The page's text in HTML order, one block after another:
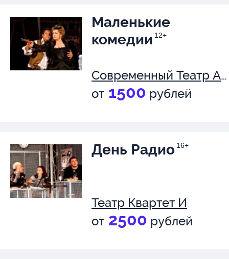
Маленькие
комедии 12+
Современный Театр Антрепризы
от 1500 рублей
День Радио 16+
Театр Квартет И
от 2500 рублей